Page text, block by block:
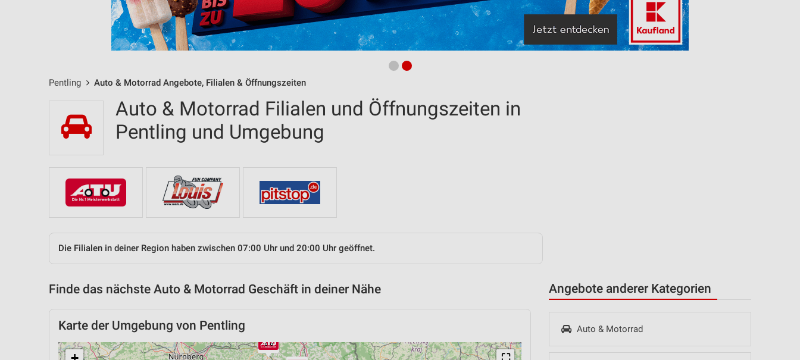
Pentling Auto & Motorrad Angebote, Filialen & Öffnungszeiten
Angebote anderer Kategorien
Auto & Motorrad
Auto & Motorrad Filialen und Öffnungszeiten in
Pentling und Umgebung
Die Filialen in deiner Region haben zwischen 07:00 Uhr und 20:00 Uhr geöffnet.
Finde das nächste Auto & Motorrad Geschäft in deiner Nähe
Karte der Umgebung von Pentling